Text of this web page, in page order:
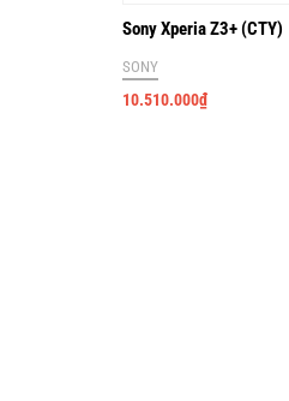
Sony Xperia Z3+ (CTY)
SONY
10.510.000₫